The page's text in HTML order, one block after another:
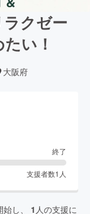
クゼー
い！
大阪府
終了
支援者数1 人
し、 1 人の支援に